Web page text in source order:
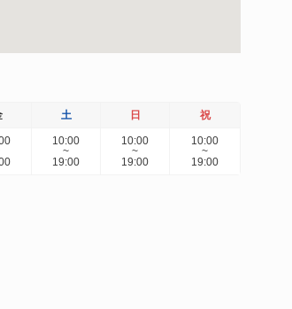
土 日 祝
10:00
~
19:00
10:00
~
19:00
10:00
~
19:00